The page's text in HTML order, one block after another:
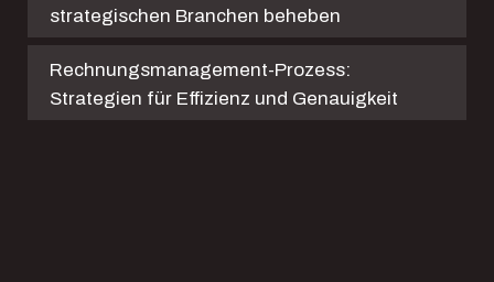
strategischen Branchen beheben
Rechnungsmanagement-Prozess:
Strategien für Effizienz und Genauigkeit